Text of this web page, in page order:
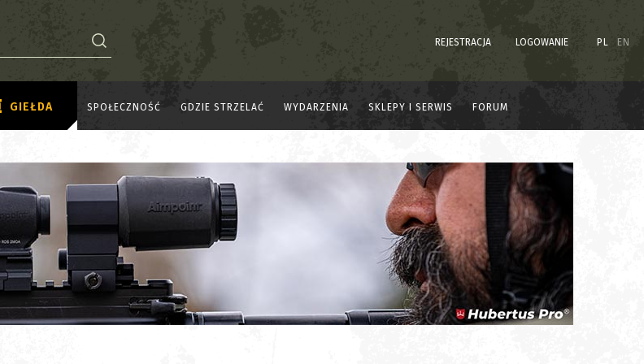
REJESTRACJA LOGOWANIE PL EN
GIEŁDA SPOŁECZNOŚĆ GDZIE STRZELAĆ WYDARZENIA SKLEPY I SERWIS FORUM